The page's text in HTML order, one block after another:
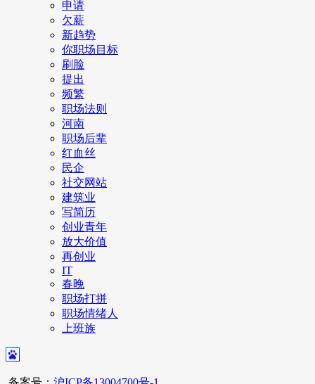
申请
欠薪
新趋势
你职场目标
刷脸
提出
频繁
职场法则
河南
职场后辈
红血丝
民企
社交网站
建筑业
写简历
创业青年
放大价值
再创业
IT
春晚
职场打拼
职场情绪人
上班族